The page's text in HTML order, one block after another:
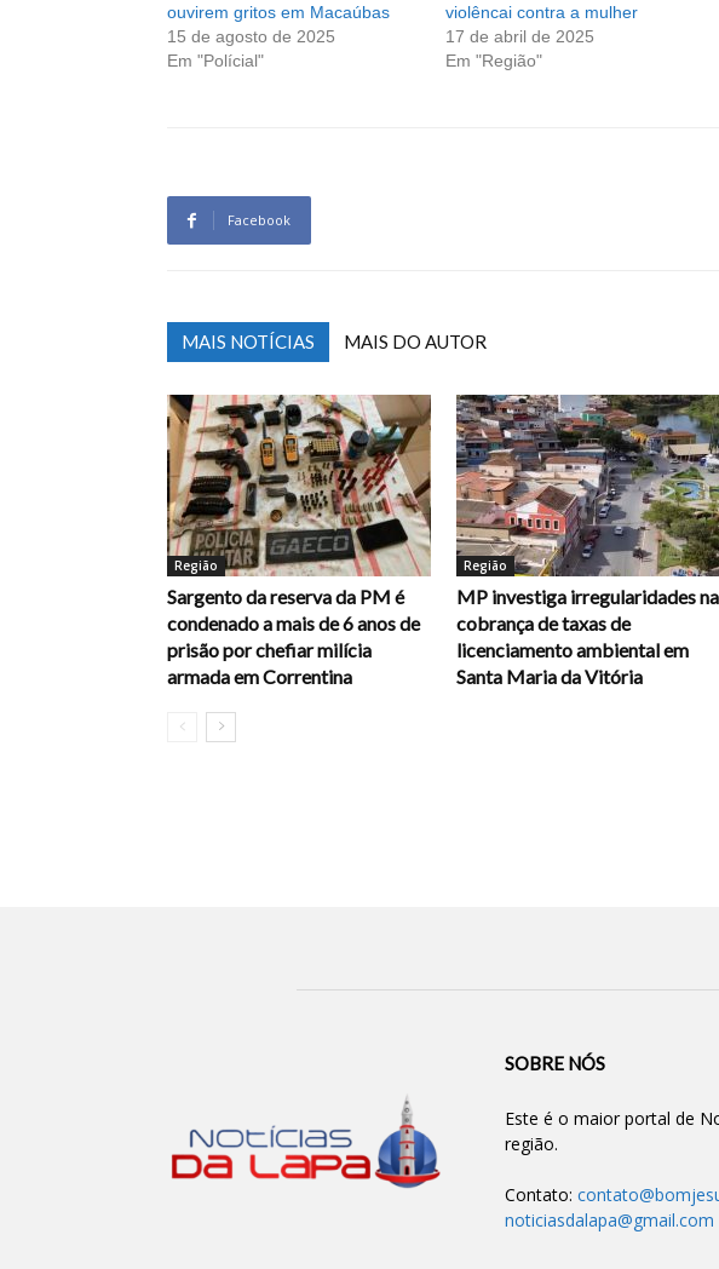
ouvirem gritos em Macaúbas
15 de agosto de 2025
Em "Polícial"
violêncai contra a mulher
17 de abril de 2025
Em "Região"
Facebook
MAIS NOTÍCIAS MAIS DO AUTOR
Região
Sargento da reserva da PM é
condenado a mais de 6 anos de
prisão por chefiar milícia
armada em Correntina
Região
MP investiga irregularidades na
cobrança de taxas de
licenciamento ambiental em
Santa Maria da Vitória
SOBRE NÓS
Este é o maior portal de
região.
Contato:
noticiasdalapa@gmail.com